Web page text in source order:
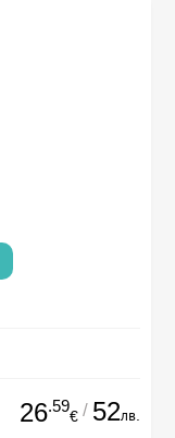
26.59
€ / 52лв.